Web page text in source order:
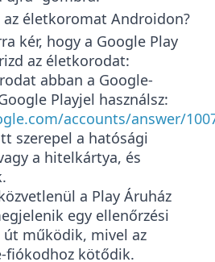
életkoromat Androidon?
kér, hogy a Google Play
az életkorodat:
abban a Google-
Playjel használsz:
accounts/answer/
szerepel a hatósági
a hitelkártya, és
a Play Áruház
egy ellenőrzési
működik, mivel az
fiókodhoz kötődik.